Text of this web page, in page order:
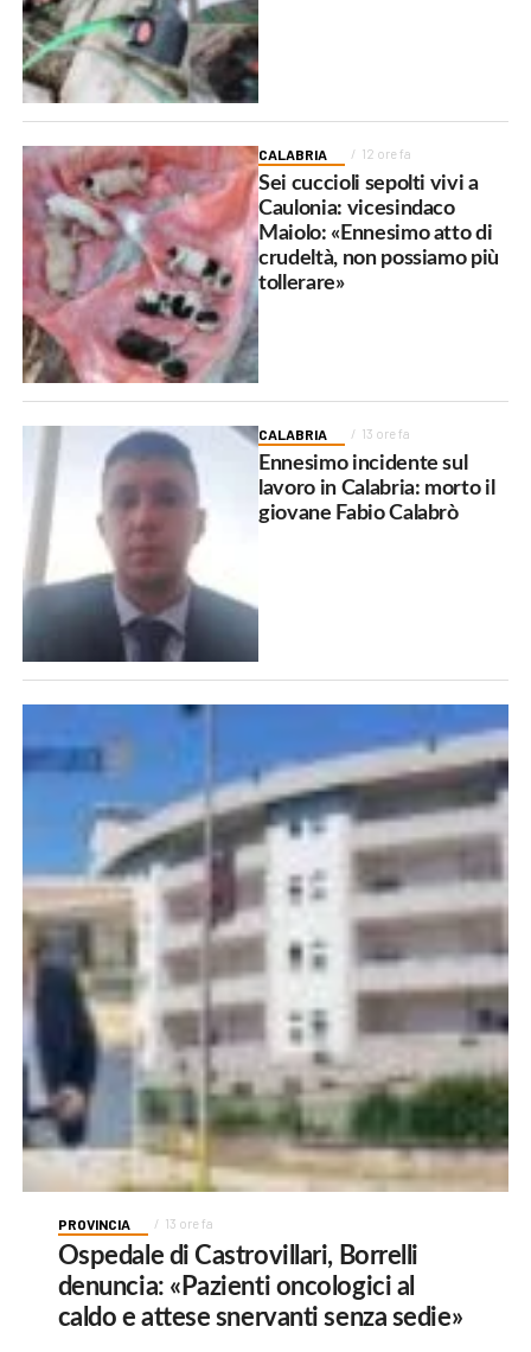
CALABRIA 12 ore fa
Sei cuccioli sepolti vivi a
Caulonia: vicesindaco
Maiolo: «Ennesimo atto di
crudeltà, non possiamo più
tollerare»
CALABRIA 13 ore fa
Ennesimo incidente sul
lavoro in Calabria: morto il
giovane Fabio Calabrò
PROVINCIA 13 ore fa
Ospedale di Castrovillari, Borrelli
denuncia: «Pazienti oncologici al
caldo e attese snervanti senza sedie»